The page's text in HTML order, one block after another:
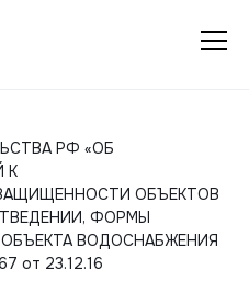
РФ «ОБ
К
ОБЪЕКТОВ
ФОРМЫ
ВОДОСНАБЖЕНИЯ
от 23.12.16